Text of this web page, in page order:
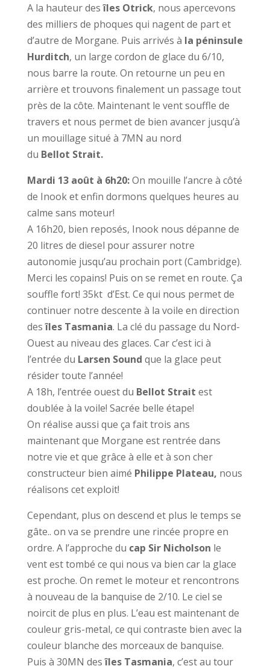
A la hauteur desîles Otrick, nous apercevons
des milliers de phoques qui nagent de part et
d’autre de Morgane. Puis arrivés à la péninsule
Hurditch, un large cordon de glace du 6/10,
nous barre la route. On retourne un peu en
arrière et trouvons finalement un passage tout
près de la côte. Maintenant le vent souffle de
travers et nous permet de bien avancer jusqu’à
un mouillage situé à 7MN au nord
du Bellot Strait.
Mardi 13 août à 6h20:On mouille l’ancre à côté
de Inook et enfin dormons quelques heures au
calme sans moteur!
A 16h20, bien reposés, Inook nous dépanne de
20 litres de diesel pour assurer notre
autonomie jusqu’au prochain port (Cambridge).
Merci les copains! Puis on se remet en route. Ça
souffle fort! 35kt d’Est. Ce qui nous permet de
continuer notre descente à la voile en direction
desîles Tasmania. La clé du passage du Nord-
Ouest au niveau des glaces. Car c’est ici à
l’entrée du Larsen Sound que la glace peut
résider toute l’année!
A 18h, l’entrée ouest du Bellot Strait est
doublée à la voile! Sacrée belle étape!
On réalise aussi que ça fait trois ans
maintenant que Morgane est rentrée dans
notre vie et que grâce à elle et à son cher
constructeur bien aimé Philippe Plateau, nous
réalisons cet exploit!
Cependant, plus on descend et plus le temps se
gâte.. on va se prendre une rincée propre en
ordre. A l’approche du cap Sir Nicholson le
vent est tombé ce qui nous va bien car la glace
est proche. On remet le moteur et rencontrons
à nouveau de la banquise de 2/10. Le ciel se
noircit de plus en plus. L’eau est maintenant de
couleur gris-metal, ce qui contraste bien avec la
couleur blanche des morceaux de banquise.
Puis à 30MN desîles Tasmania, c’est au tour